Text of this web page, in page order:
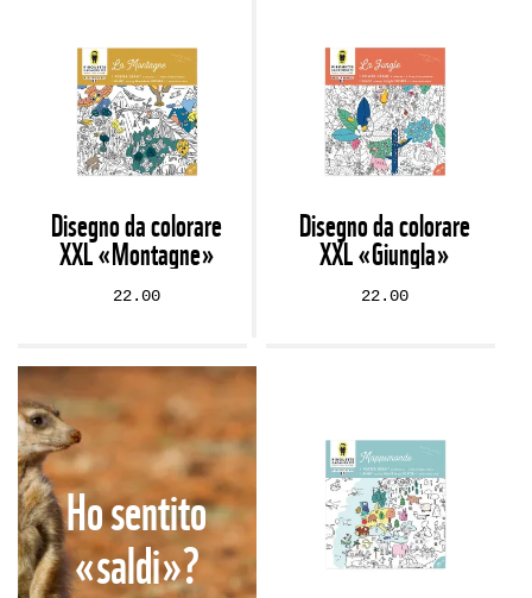
Disegno da colorare
XXL «Montagne»
22.00
Disegno da colorare
XXL «Giungla»
22.00
Ho sentito
«saldi»?